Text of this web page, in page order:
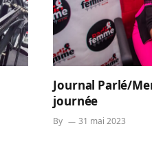
Journal Parlé/
journée
By 31 mai 2023